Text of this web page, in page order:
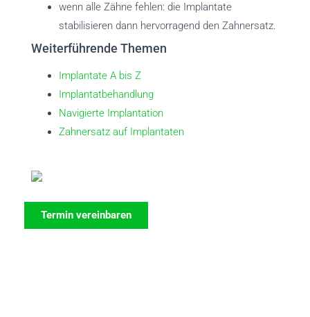
wenn alle Zähne fehlen: die Implantate
stabilisieren dann hervorragend den Zahnersatz.
Weiterführende Themen
Implantate A bis Z
Implantatbehandlung
Navigierte Implantation
Zahnersatz auf Implantaten
Termin vereinbaren